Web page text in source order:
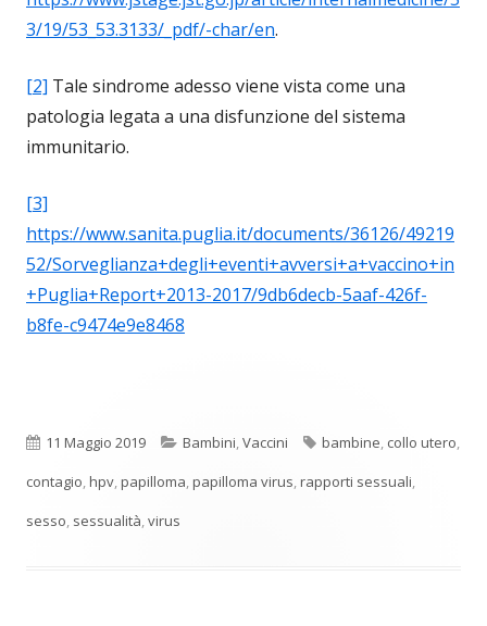
3/19/53_53.3133/_pdf/-char/en.
[2] Tale sindrome adesso viene vista come una
patologia legata a una disfunzione del sistema
immunitario.
[3]
https://www.sanita.puglia.it/documents/36126/49219
52/Sorveglianza+degli+eventi+avversi+a+vaccino+in
+Puglia+Report+2013-2017/9db6decb-5aaf-426f-
b8fe-c9474e9e8468
Pubblicato
11 Maggio 2019 Categorie
Bambini,Vaccini Tag
bambine, collo utero,
contagio,hpv,papilloma,papilloma virus,rapporti sessuali,
sesso, sessualità,virus